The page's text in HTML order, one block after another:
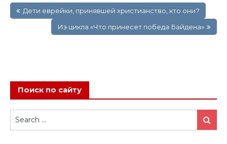
поДети еврейки, принявшей христианство, кто они?
Из цикла «Что принесет победа Байдена»
Поиск по сайту
Search
for:
Search